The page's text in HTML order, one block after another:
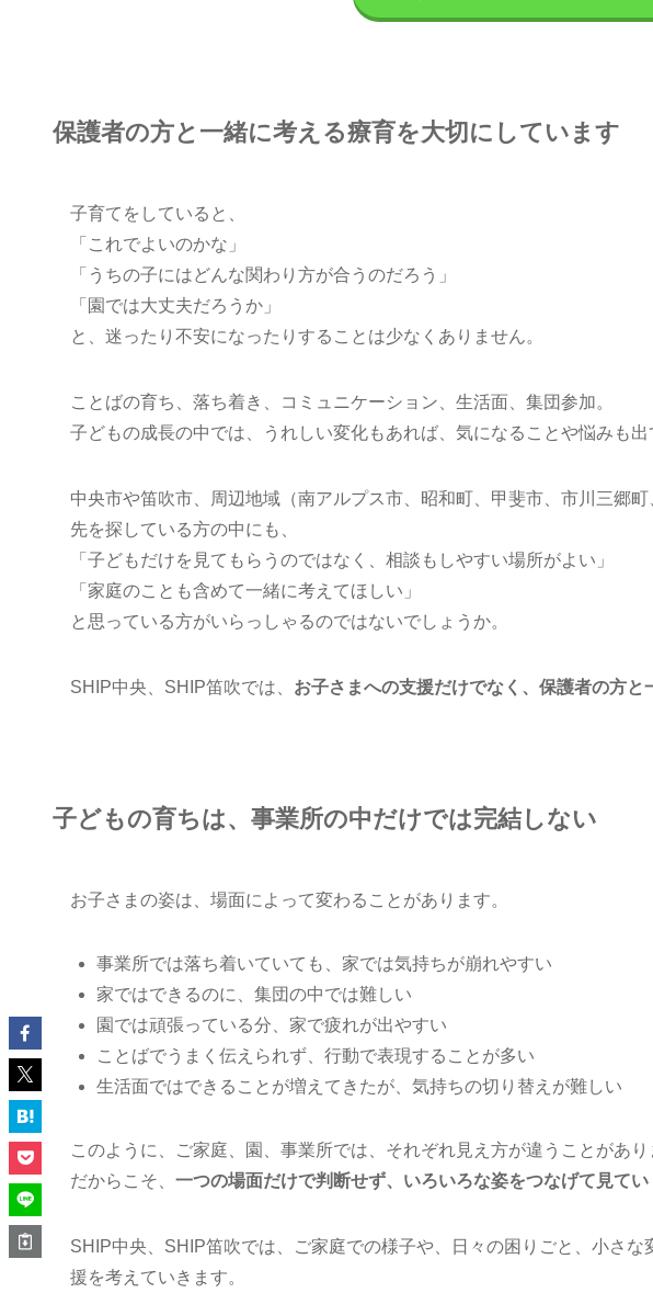
保護者の方と一緒に考える療育を大切にしています
子育てをしていると、
「これでよいのかな」
「うちの子にはどんな関わり方が合うのだろう」
「園では大丈夫だろうか」
と、迷ったり不安になったりすることは少なくありません。
ことばの育ち、落ち着き、コミュニケーション、生活面、集団参加。
子どもの成長の中では、うれしい変化もあれば、気になることや悩みも出
中央市や笛吹市、周辺地域（南アルプス市、昭和町、甲斐市、市川三郷
先を探している方の中にも、
「子どもだけを見てもらうのではなく、相談もしやすい場所がよい」
「家庭のことも含めて一緒に考えてほしい」
と思っている方がいらっしゃるのではないでしょうか。
SHIP中央、SHIP笛吹では、 お子さまへの支援だけでなく、保護者の方と
子どもの育ちは、事業所の中だけでは完結しない
お子さまの姿は、場面によって変わることがあります。
事業所では落ち着いていても、家では気持ちが崩れやすい
家ではできるのに、集団の中では難しい
園では頑張っている分、家で疲れが出やすい
ことばでうまく伝えられず、行動で表現することが多い
生活面ではできることが増えてきたが、気持ちの切り替えが難しい
このように、ご家庭、園、事業所では、それぞれ見え方が違うことがあり
だからこそ、 一つの場面だけで判断せず、いろいろな姿をつなげて見てい
SHIP中央、SHIP笛吹では、ご家庭での様子や、日々の困りごと、小さ
援を考えていきます。